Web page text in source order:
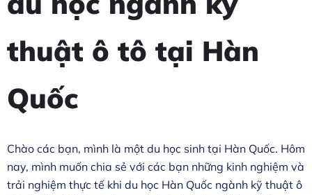
thuật ô tô tại Hàn
Quốc
Chào các bạn, mình là một du học sinh tại Hàn Quốc. Hôm
nay, mình muốn chia sẻ với các bạn những kinh nghiệm và
trải nghiệm thực tế khi du học Hàn Quốc ngành kỹ thuật ô